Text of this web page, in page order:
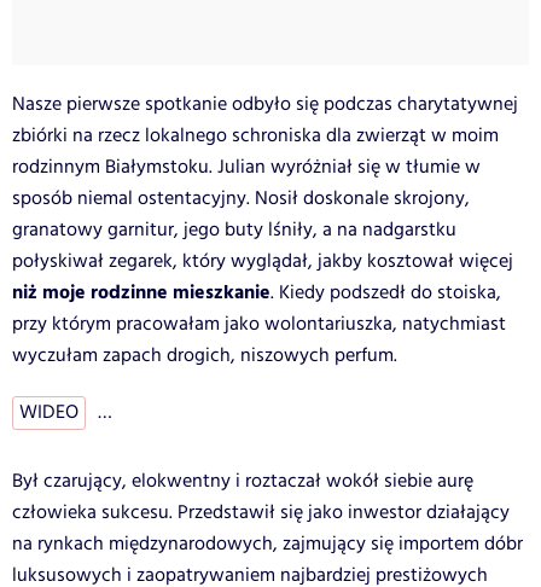
Nasze pierwsze spotkanie odbyło się podczas charytatywnej
zbiórki na rzecz lokalnego schroniska dla zwierząt w moim
rodzinnym Białymstoku. Julian wyróżniał się w tłumie w
sposób niemal ostentacyjny. Nosił doskonale skrojony,
granatowy garnitur, jego buty lśniły, a na nadgarstku
połyskiwał zegarek, który wyglądał, jakby kosztował więcej
niż moje rodzinne mieszkanie. Kiedy podszedł do stoiska,
przy którym pracowałam jako wolontariuszka, natychmiast
wyczułam zapach drogich, niszowych perfum.
WIDEO …
Był czarujący, elokwentny i roztaczał wokół siebie aurę
człowieka sukcesu. Przedstawił się jako inwestor działający
na rynkach międzynarodowych, zajmujący się importem dóbr
luksusowych i zaopatrywaniem najbardziej prestiżowych